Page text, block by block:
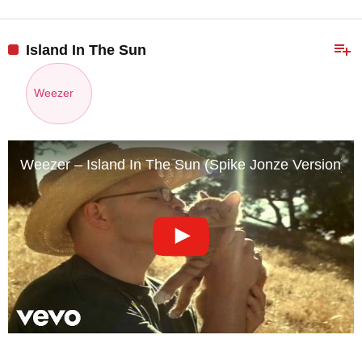
playlist_add
Island In The Sun
Weezer
Weezer – Island In The Sun (Spike Jonze Version)